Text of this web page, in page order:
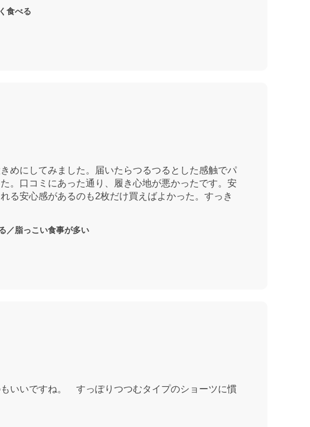
食べる
めにしてみました。届いたらつるつるとした感触でパ
。口コミにあった通り、履き心地が悪かったです。安
る安心感があるのも2枚だけ買えばよかった。すっき
／脂っこい食事が多い
いいですね。 すっぽりつつむタイプのショーツに慣